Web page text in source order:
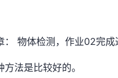
： 物体检测，作业02完成
法是比较好的。